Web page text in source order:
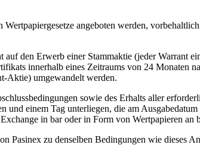
angeboten werden,
den Erwerb einer Stammaktie (jeder Warrant
innerhalb eines Zeitraums von 24 Monaten
Aktie) umgewandelt werden.
sowie des Erhalts aller
einem Tag unterliegen, die am
in bar oder in Form von Wertpapieren an
zu denselben Bedingungen wie dieses